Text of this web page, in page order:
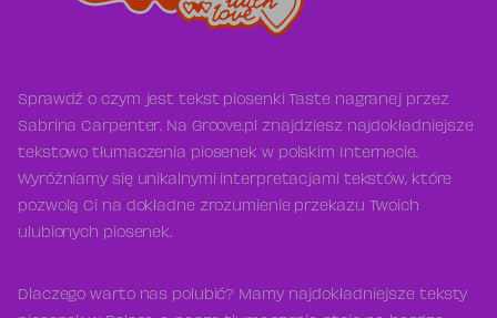
Sprawdź o czym jest tekst piosenki Taste nagranej przez
Sabrina Carpenter. Na Groove.pl znajdziesz najdokładniejsze
tekstowo tłumaczenia piosenek w polskim Internecie.
Wyróżniamy się unikalnymi interpretacjami tekstów, które
pozwolą Ci na dokładne zrozumienie przekazu Twoich
ulubionych piosenek.
Dlaczego warto nas polubić? Mamy najdokładniejsze teksty